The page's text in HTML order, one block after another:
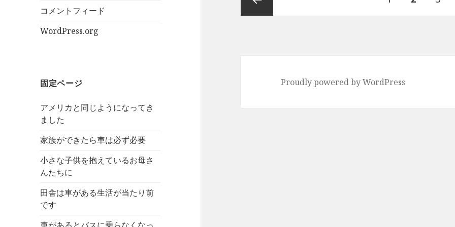
コメントフィード
WordPress.org
固定ページ
アメリカと同じようになってき
ました
家族ができたら車は必ず必要
小さな子供を抱えているお母さ
んたちに
田舎は車がある生活が当たり前
です
Proudly powered by WordPress